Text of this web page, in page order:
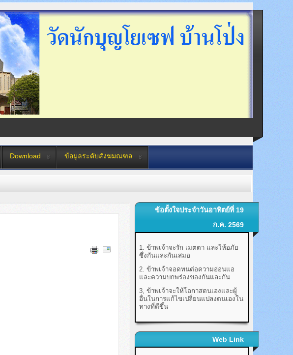
Download ข้อมูลระดับสังฆมณฑล
ข้อตั้งใจประจำวันอาทิตย์ที่ 19
ก.ค. 2569
1. ข้าพเจ้าจะรัก เมตตา และให้อภัย
ซึ่งกันและกันเสมอ
2. ข้าพเจ้าจอดทนต่อความอ่อนแอ
และความบกพร่องของกันและกัน
3, ข้าพเจ้าจะให้โอกาสตนเองและผู้
อื่นในการแก้ไขเปลี่ยนแปลงตนเองใน
ทางที่ดีขึ้น
Web Link